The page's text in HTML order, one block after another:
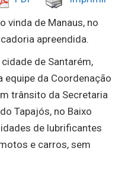
vinda de Manaus, no
apreendida.
de Santarém,
equipe da Coordenação
trânsito da Secretaria
Tapajós, no Baixo
de lubrificantes
e carros, sem